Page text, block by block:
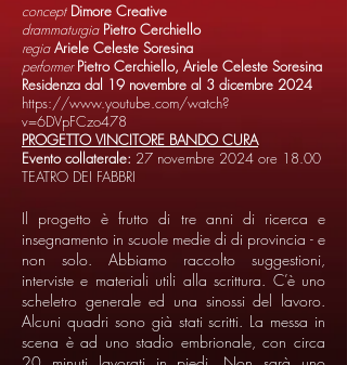
concept Dimore Creative
drammaturgia Pietro Cerchiello
regia Ariele Celeste Soresina
performer Pietro Cerchiello, Ariele Celeste Soresina
Residenza dal 19 novembre al 3 dicembre 2024
https://www.youtube.com/watch?
v=6DVpFCzo478
PROGETTO VINCITORE BANDO CURA
Evento collaterale: 27 novembre 2024 ore 18.00
TEATRO DEI FABBRI
Il progetto è frutto di tre anni di ricerca e
insegnamento in scuole medie di di provincia - e
non solo. Abbiamo raccolto suggestioni,
interviste e materiali utili alla scrittura. C’è uno
scheletro generale ed una sinossi del lavoro.
Alcuni quadri sono già stati scritti. La messa in
scena è ad uno stadio embrionale, con circa